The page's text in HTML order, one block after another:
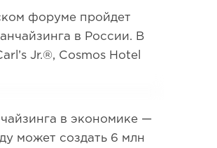
форуме пройдет
в России. В
Jr.®, Cosmos Hotel
в экономике —
может создать 6 млн